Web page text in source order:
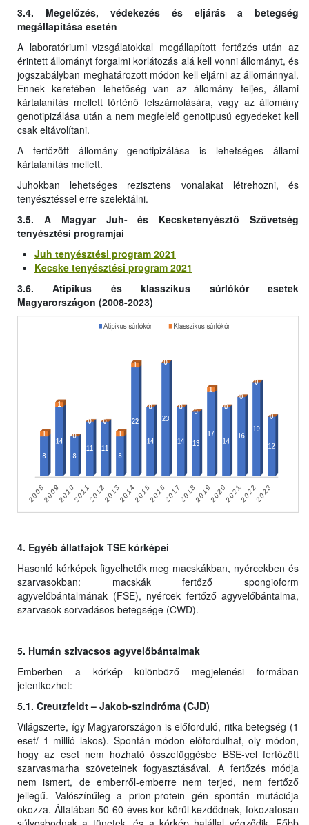
3.4. Megelőzés, védekezés és eljárás a betegség
megállapítása esetén
A laboratóriumi vizsgálatokkal megállapított fertőzés után az
érintett állományt forgalmi korlátozás alá kell vonni állományt, és
jogszabályban meghatározott módon kell eljárni az állománnyal.
Ennek keretében lehetőség van az állomány teljes, állami
kártalanítás mellett történő felszámolására, vagy az állomány
genotipizálása után a nem megfelelő genotipusú egyedeket kell
csak eltávolítani.
A fertőzött állomány genotipizálása is lehetséges állami
kártalanítás mellett.
Juhokban lehetséges rezisztens vonalakat létrehozni, és
tenyésztéssel erre szelektálni.
3.5. A Magyar Juh- és Kecsketenyésztő Szövetség
tenyésztési programjai
Juh tenyésztési program 2021
Kecske tenyésztési program 2021
3.6. Atipikus és klasszikus súrlókór esetek
Magyarországon (2008-2023)
4. Egyéb állatfajok TSE kórképei
Hasonló kórképek figyelhetők meg macskákban, nyércekben és
szarvasokban: macskák fertőző spongioform
agyvelőbántalmának (FSE), nyércek fertőző agyvelőbántalma,
szarvasok sorvadásos betegsége (CWD).
5. Humán szivacsos agyvelőbántalmak
Emberben a kórkép különböző megjelenési formában
jelentkezhet:
5.1. Creutzfeldt – Jakob-szindróma (CJD)
Világszerte, így Magyarországon is előforduló, ritka betegség (1
eset/ 1 millió lakos). Spontán módon előfordulhat, oly módon,
hogy az eset nem hozható összefüggésbe BSE-vel fertőzött
szarvasmarha szöveteinek fogyasztásával. A fertőzés módja
nem ismert, de emberről-emberre nem terjed, nem fertőző
jellegű. Valószínűleg a prion-protein gén spontán mutációja
okozza. Általában 50-60 éves kor körül kezdődnek, fokozatosan